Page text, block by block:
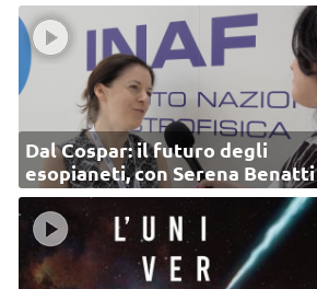
Dal Cospar: il futuro degli
esopianeti, con Serena Benatti